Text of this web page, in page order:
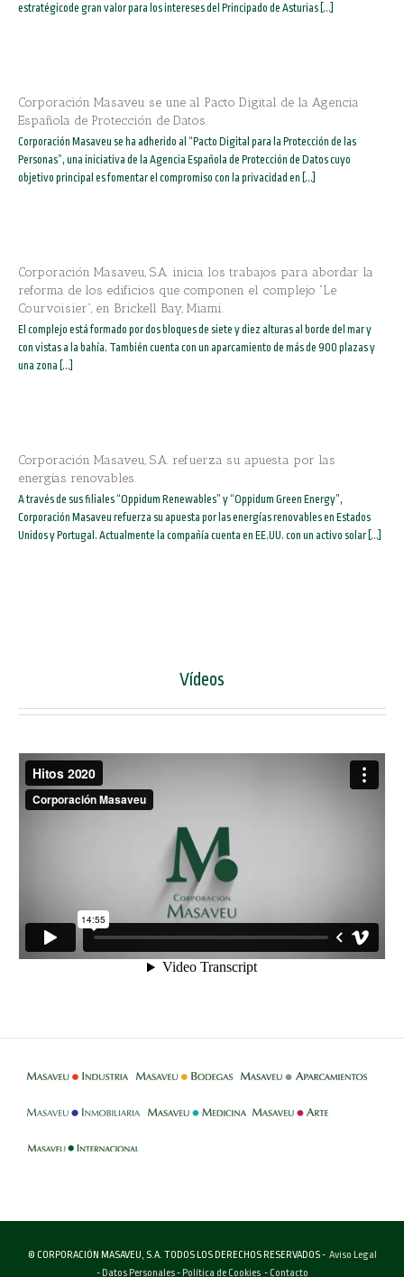
estratégicode gran valor para los intereses del Principado de Asturias [...]
Corporación Masaveu se une al Pacto Digital de la Agencia
Española de Protección de Datos.
Corporación Masaveu se ha adherido al “Pacto Digital para la Protección de las
Personas”, una iniciativa de la Agencia Española de Protección de Datos cuyo
objetivo principal es fomentar el compromiso con la privacidad en [...]
Corporación Masaveu, S.A. inicia los trabajos para abordar la
reforma de los edificios que componen el complejo “Le
Courvoisier”, en Brickell Bay, Miami.
El complejo está formado por dos bloques de siete y diez alturas al borde del mar y
con vistas a la bahía. También cuenta con un aparcamiento de más de 900 plazas y
una zona [...]
Corporación Masaveu, S.A. refuerza su apuesta por las
energías renovables.
A través de sus filiales “Oppidum Renewables” y “Oppidum Green Energy”,
Corporación Masaveu refuerza su apuesta por las energías renovables en Estados
Unidos y Portugal. Actualmente la compañía cuenta en EE.UU. con un activo solar [...]
Vídeos
© CORPORACIÓN MASAVEU, S.A. TODOS LOS DERECHOS RESERVADOS - Aviso Legal
- Datos Personales- Política de Cookies- Contacto